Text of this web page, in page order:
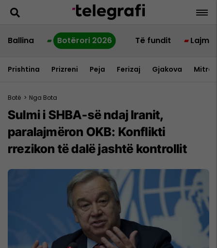
Ballina Botërori 2026 Të fundit Lajme
Prishtina Prizreni Peja Ferizaj Gjakova
Botë > Nga Bota
Sulmi i SHBA-së ndaj Iranit,
paralajmëron OKB: Konflikti
rrezikon të dalë jashtë kontrollit